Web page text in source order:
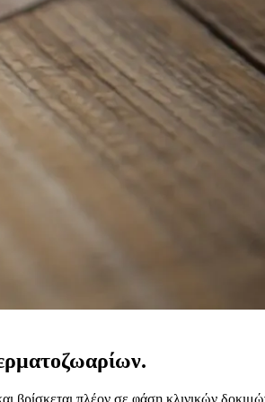
βρίσκεται πλέον σε φάση κλινικών